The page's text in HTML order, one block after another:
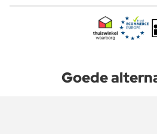
Goede